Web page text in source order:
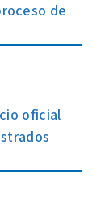
de
oficial